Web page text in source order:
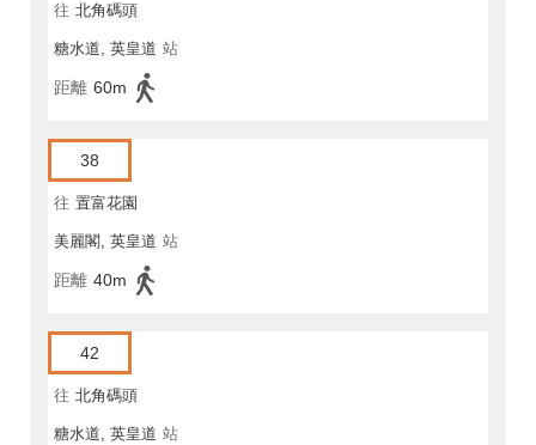
往 北角碼頭
糖水道, 英皇道 站
距離 60m
38
往 置富花園
美麗閣, 英皇道 站
距離 40m
42
往 北角碼頭
糖水道, 英皇道 站